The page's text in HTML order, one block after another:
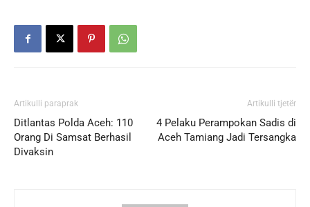
Artikulli paraprak
Ditlantas Polda Aceh: 110
Orang Di Samsat Berhasil
Divaksin
Artikulli tjetër
4 Pelaku Perampokan Sadis di
Aceh Tamiang Jadi Tersangka